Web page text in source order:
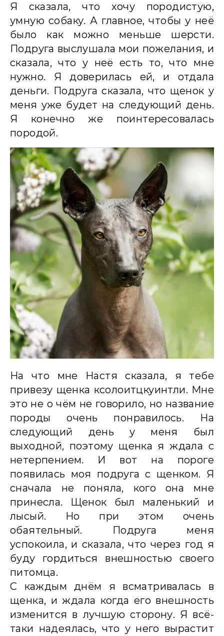
Я сказала, что хочу породистую,
умную собаку. А главное, чтобы у неё
было как можно меньше шерсти.
Подруга выслушала мои пожелания, и
сказала, что у неё есть то, что мне
нужно. Я доверилась ей, и отдала
деньги. Подруга сказала, что щенок у
меня уже будет на следующий день.
Я конечно же поинтересовалась
породой.
На что мне Настя сказала, я тебе
привезу щенка ксолоитцкуинтли. Мне
это не о чём не говорило, но название
породы очень понравилось. На
следующий день у меня был
выходной, поэтому щенка я ждала с
нетерпением. И вот на пороге
появилась моя подруга с щенком. Я
сначала не поняла, кого она мне
принесла. Щенок был маленький и
лысый. Но при этом очень
обаятельный. Подруга меня
успокоила, и сказала, что через год я
буду гордиться внешностью своего
питомца.
С каждым днём я всматривалась в
щенка, и ждала когда его внешность
изменится в лучшую сторону. Я всё-
таки надеялась, что у него вырастит